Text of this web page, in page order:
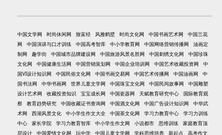
中国文学网 时尚休闲网 致富经 风雅鹤壁 时尚文化网 中国书画艺术网
中国兰花
网
中国演讲与口才训练 中国高考智库 中小学教育网 中国网络营销传播网
油画定
制网
趣学街 中国城市品牌建设网 中国旅游风景名胜网 中国刺绣文化网
中国珍珠
文化网
中国健康生活网 中国营销策划网 中国企业培训网 中国艺术收藏投资网
中
国VI设计知识网
中国民俗文化网 中国书画交易网 中国艺术传播网 中国油画网
中
国书法网
中华书画网 世界儿童文学网 中国珠宝文化网 中国民间故事网
中国雕塑
设计艺术网
收藏投资知识 宝宝成长网 中国瓷器网 天赋教育研究中心
国际教育观
察
教育趋势研究 中国收藏证书查询网 中国酒文化网 中国广告设计知识网
中华武
术网
西湖风景文化 中小学生作文大全 中国茶文化网 学习力教育中心
学习力训练
中心
家长学院 学习力教育智库 中小学生作文网 小说都市 思维训练
家庭教育顶
层设计
中国爱情文化网 玩中学 中国儿童文学网 学科思维培养 新起点 高考作文